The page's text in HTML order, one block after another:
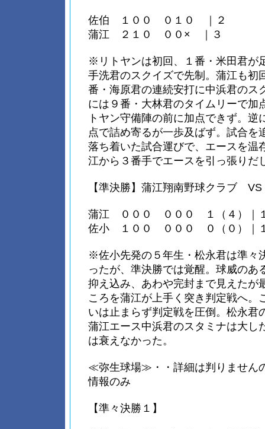
佐伯 １００ ０１０ ｜２
蒲江 ２１０ ００× ｜３
※リトヤンは初回、１番・米田君が
手洗君のスクイズで先制。蒲江も初
番・海原君の連続安打に中浜君のス
には９番・大林君のタイムリーで加
トヤン守備陣の前に加点できず。逆
点で詰め寄るが一歩及ばず。試合を
落ち着いた試合運びで、エースを温
江から３番手でエースを引っ張りだ
【準決勝】蒲江翔南野球クラブ
蒲江 ０００ ０００ １（４）｜
佐小 １００ ０００ ０（０）｜
※佐小先発の５年生・松永君は準々
ったが、準決勝では覚醒。球威のあ
抑え込み、あわや完封まで見えたが
ころを蒲江が上手く突き判定戦へ。
いは止まらず判定戦を圧倒。松永君
蒲江エース中浜君のスタミナは大し
は衰えなかった。
≪弥生球場≫・・詳細は判りません
情報のみ
【準々決勝１】